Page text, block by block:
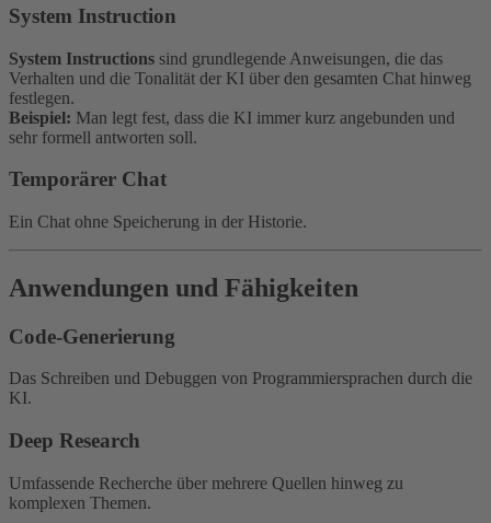
System Instruction
System Instructions sind grundlegende Anweisungen, die das
Verhalten und die Tonalität der KI über den gesamten Chat hinweg
festlegen.
Beispiel: Man legt fest, dass die KI immer kurz angebunden und
sehr formell antworten soll.
Temporärer Chat
Ein Chat ohne Speicherung in der Historie.
Anwendungen und Fähigkeiten
Code-Generierung
Das Schreiben und Debuggen von Programmiersprachen durch die
KI.
Deep Research
Umfassende Recherche über mehrere Quellen hinweg zu
komplexen Themen.